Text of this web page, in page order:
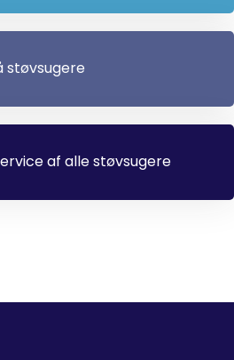
støvsugere
af alle støvsugere